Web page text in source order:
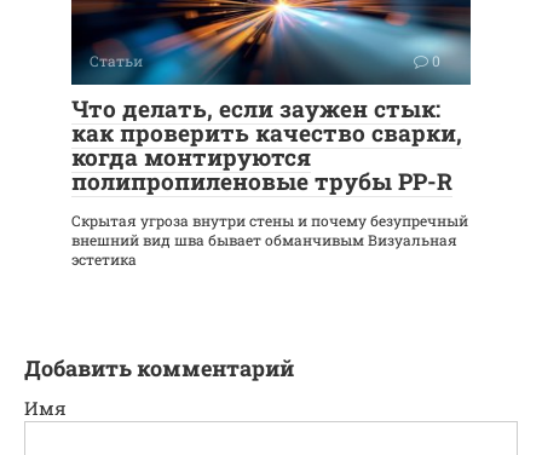
Статьи 0
Что делать, если заужен стык:
как проверить качество сварки,
когда монтируются
полипропиленовые трубы PP-R
Скрытая угроза внутри стены и почему безупречный
внешний вид шва бывает обманчивым Визуальная
эстетика
Добавить комментарий
Имя